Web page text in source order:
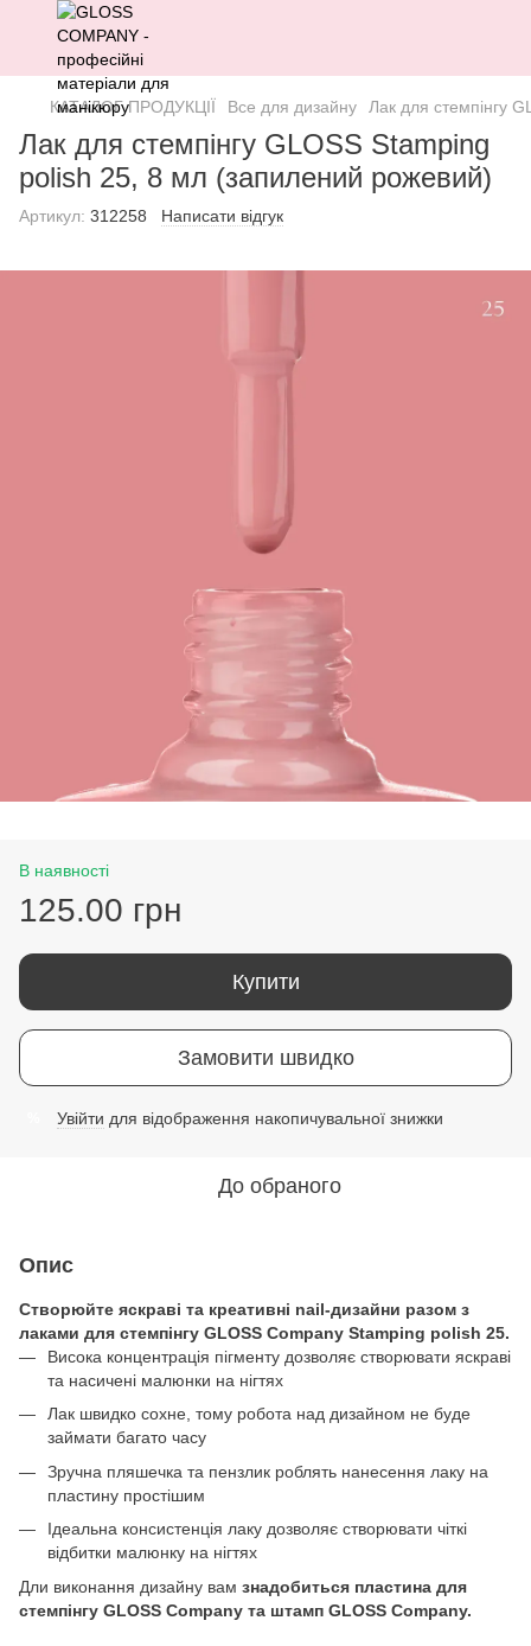
КАТАЛОГ ПРОДУКЦІЇ Все для дизайну Лак для стемпінгу
Лак для стемпінгу GLOSS Stamping
polish 25, 8 мл (запилений рожевий)
Артикул: 312258 Написати відгук
В наявності
125.00 грн
Купити
Замовити швидко
Увійти для відображення накопичувальної знижки
До обраного
Опис
Створюйте яскраві та креативні nail-дизайни разом з
лаками для стемпінгу GLOSS Company Stamping polish 25.
Висока концентрація пігменту дозволяє створювати яскраві
та насичені малюнки на нігтях
Лак швидко сохне, тому робота над дизайном не буде
займати багато часу
Зручна пляшечка та пензлик роблять нанесення лаку на
пластину простішим
Ідеальна консистенція лаку дозволяє створювати чіткі
відбитки малюнку на нігтях
Дли виконання дизайну вам знадобиться пластина для
стемпінгу GLOSS Company та штамп GLOSS Company.